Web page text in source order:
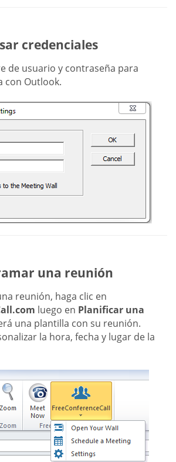
credenciales
de usuario y contraseña para
con Outlook.
una reunión
reunión, haga clic en
luego en Planificar una
una plantilla con su reunión.
la hora, fecha y lugar de la